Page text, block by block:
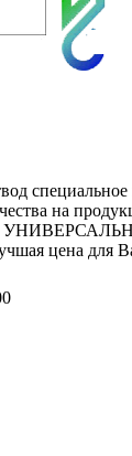
на
цена для